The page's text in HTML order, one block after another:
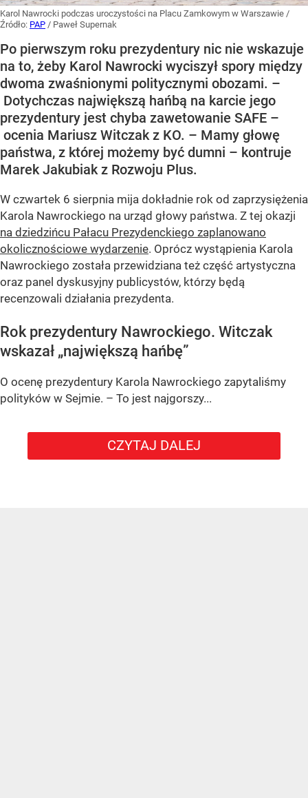
Karol Nawrocki podczas uroczystości na Placu Zamkowym w Warszawie /
Źródło: PAP / Paweł Supernak
Po pierwszym roku prezydentury nic nie wskazuje
na to, żeby Karol Nawrocki wyciszył spory między
dwoma zwaśnionymi politycznymi obozami. –
Dotychczas największą hańbą na karcie jego
prezydentury jest chyba zawetowanie SAFE –
ocenia Mariusz Witczak z KO. – Mamy głowę
państwa, z której możemy być dumni – kontruje
Marek Jakubiak z Rozwoju Plus.
W czwartek 6 sierpnia mija dokładnie rok od zaprzysiężenia
Karola Nawrockiego na urząd głowy państwa. Z tej okazji
na dziedzińcu Pałacu Prezydenckiego zaplanowano
okolicznościowe wydarzenie. Oprócz wystąpienia Karola
Nawrockiego została przewidziana też część artystyczna
oraz panel dyskusyjny publicystów, którzy będą
recenzowali działania prezydenta.
Rok prezydentury Nawrockiego. Witczak
wskazał „największą hańbę”
O ocenę prezydentury Karola Nawrockiego zapytaliśmy
polityków w Sejmie. – To jest najgorszy...
CZYTAJ DALEJ